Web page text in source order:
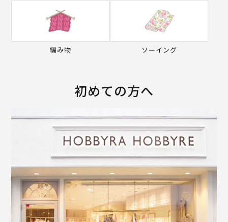
編み物 ソーイング
初めての方へ